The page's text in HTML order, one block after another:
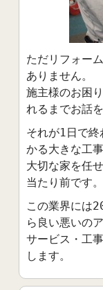
ただリフォー
ありません。
施主様のお困
れるまでお話
それが1日で
かる大きな工
大切な家を任
当たり前です。
この業界には
ら良い悪いの
サービス・工
します。